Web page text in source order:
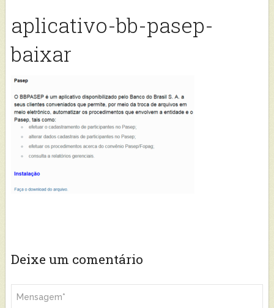
aplicativo-bb-pasep-
baixar
Deixe um comentário